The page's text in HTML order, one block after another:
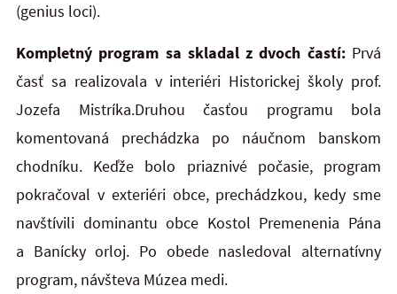
(genius loci).
Kompletný program sa skladal z dvoch častí: Prvá
časť sa realizovala v interiéri Historickej školy prof.
Jozefa Mistríka.Druhou časťou programu bola
komentovaná prechádzka po náučnom banskom
chodníku. Keďže bolo priaznivé počasie, program
pokračoval v exteriéri obce, prechádzkou, kedy sme
navštívili dominantu obce Kostol Premenenia Pána
a Banícky orloj. Po obede nasledoval alternatívny
program, návšteva Múzea medi.